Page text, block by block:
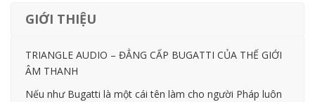
GIỚI THIỆU
TRIANGLE AUDIO – ĐẲNG CẤP BUGATTI CỦA THẾ GIỚI
ÂM THANH
Nếu như Bugatti là một cái tên làm cho người Pháp luôn